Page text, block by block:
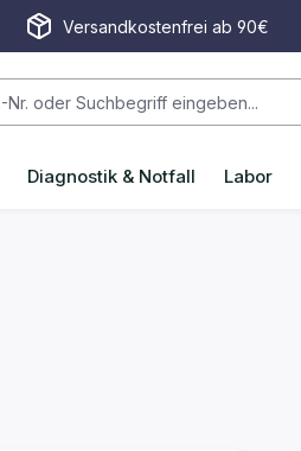
Versandkostenfrei ab 90€
Diagnostik & Notfall Labor